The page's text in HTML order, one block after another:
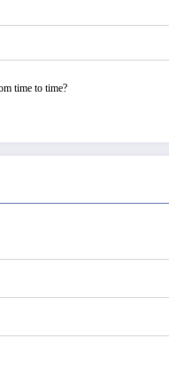
time to time?